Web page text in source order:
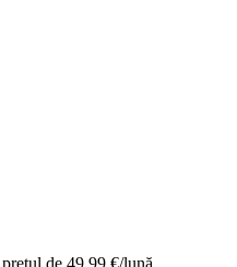
de 49,99 €/lună